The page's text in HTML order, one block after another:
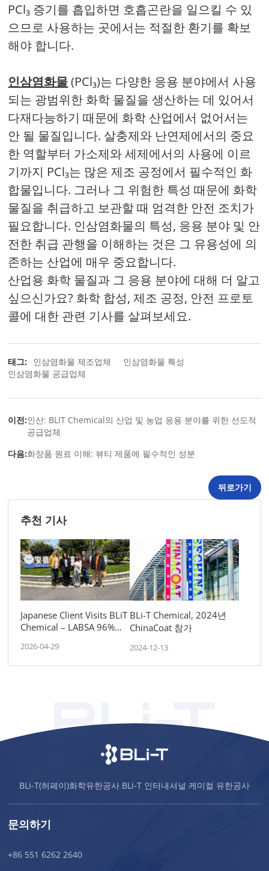
PCl₃ 증기를 흡입하면 호흡곤란을 일으킬 수 있
으므로 사용하는 곳에서는 적절한 환기를 확보
해야 합니다.
인삼염화물(PCl₃)는 다양한 응용 분야에서 사용
되는 광범위한 화학 물질을 생산하는 데 있어서
다재다능하기 때문에 화학 산업에서 없어서는
안 될 물질입니다. 살충제와 난연제에서의 중요
한 역할부터 가소제와 세제에서의 사용에 이르
기까지 PCl₃는 많은 제조 공정에서 필수적인 화
합물입니다. 그러나 그 위험한 특성 때문에 화학
물질을 취급하고 보관할 때 엄격한 안전 조치가
필요합니다. 인삼염화물의 특성, 응용 분야 및 안
전한 취급 관행을 이해하는 것은 그 유용성에 의
존하는 산업에 매우 중요합니다.
산업용 화학 물질과 그 응용 분야에 대해 더 알고
싶으신가요? 화학 합성, 제조 공정, 안전 프로토
콜에 대한 관련 기사를 살펴보세요.
태그: 인삼염화물 제조업체
인삼염화물 특성
인삼염화물 공급업체
이전:인산: BLIT Chemical의 산업 및 농업 응용 분야를 위한 선도적
공급업체
다음:화장품 원료 이해: 뷰티 제품에 필수적인 성분
뒤로가기
추천 기사
Japanese Client Visits BLiT
Chemical – LABSA 96%
Market Support
2026-04-29
BLi-T Chemical, 2024년
ChinaCoat 참가
2024-12-13
BLi-T(허페이)화학유한공사 BLi-T 인터내셔널 케미컬 유한공사
문의하기
+86 551 6262 2640